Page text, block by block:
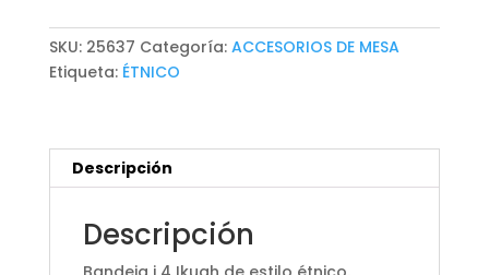
cantidad
SKU: 25637 Categoría: ACCESORIOS DE MESA
Etiqueta: ÉTNICO
Descripción
Descripción